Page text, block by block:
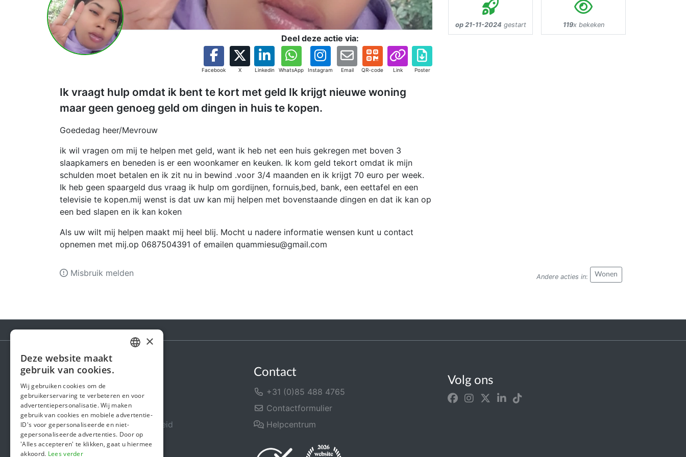
Deel deze actie via:
Facebook X Linkedin WhatsApp Instagram Email QR-code Link Poster
Ik vraagt hulp omdat ik bent te kort met geld Ik krijgt nieuwe woning
maar geen genoeg geld om dingen in huis te kopen.
Goededag heer/Mevrouw
ik wil vragen om mij te helpen met geld, want ik heb net een huis gekregen met boven 3
slaapkamers en beneden is er een woonkamer en keuken. Ik kom geld tekort omdat ik mijn
schulden moet betalen en ik zit nu in bewind .voor 3/4 maanden en ik krijgt 70 euro per week.
Ik heb geen spaargeld dus vraag ik hulp om gordijnen, fornuis,bed, bank, een eettafel en een
televisie te kopen.mij wenst is dat uw kan mij helpen met bovenstaande dingen en dat ik kan op
een bed slapen en ik kan koken
Als uw wilt mij helpen maakt mij heel blij. Mocht u nadere informatie wensen kunt u contact
opnemen met mij.op 0687504391 of emailen quammiesu@gmail.com
op 21-11-2024 gestart 119x bekeken
Andere acties in: Wonen
Misbruik melden
Steunactie
Over ons
In de media
Veiligheid & Betrouwbaarheid
Algemene voorwaarden
Contact
+31 (0)85 488 4765
Contactformulier
Helpcentrum
Volg ons
ENGLISH
×
Deze website maakt
gebruik van cookies.
Wij gebruiken cookies om de
gebruikerservaring te verbeteren en voor
advertentiepersonalisatie. Wij maken
gebruik van cookies en mobiele advertentie-
ID's voor gepersonaliseerde en niet-
gepersonaliseerde advertenties. Door op
'Alles accepteren' te klikken, gaat u hiermee
akkoord. Lees verder